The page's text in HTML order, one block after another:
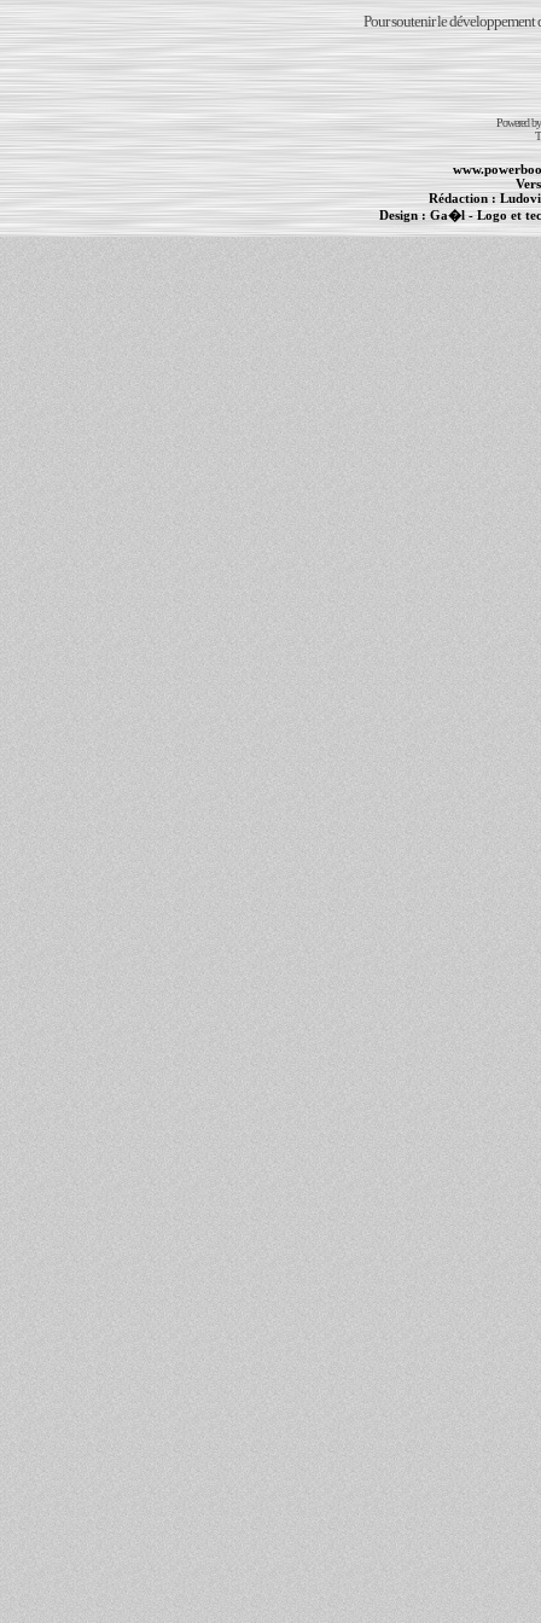
Pour soutenir le développement
Powered
Rédaction :
Design :Ga�l- Logo et
PowerBook